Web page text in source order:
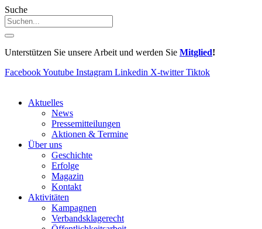
Suche
Unterstützen Sie unsere Arbeit und werden Sie Mitglied!
FacebookYoutube Instagram Linkedin X-twitter Tiktok
Aktuelles
News
Pressemitteilungen
Aktionen & Termine
Über uns
Geschichte
Erfolge
Magazin
Kontakt
Aktivitäten
Kampagnen
Verbandsklagerecht